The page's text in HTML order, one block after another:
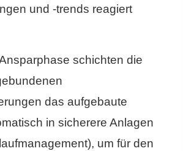
und -trends reagiert
schichten die
das aufgebaute
in sicherere Anlagen
um für den